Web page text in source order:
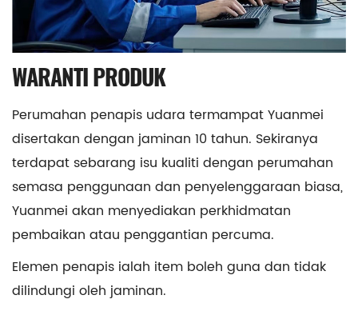
WARANTI PRODUK
Perumahan penapis udara termampat Yuanmei
disertakan dengan jaminan 10 tahun. Sekiranya
terdapat sebarang isu kualiti dengan perumahan
semasa penggunaan dan penyelenggaraan biasa,
Yuanmei akan menyediakan perkhidmatan
pembaikan atau penggantian percuma.
Elemen penapis ialah item boleh guna dan tidak
dilindungi oleh jaminan.